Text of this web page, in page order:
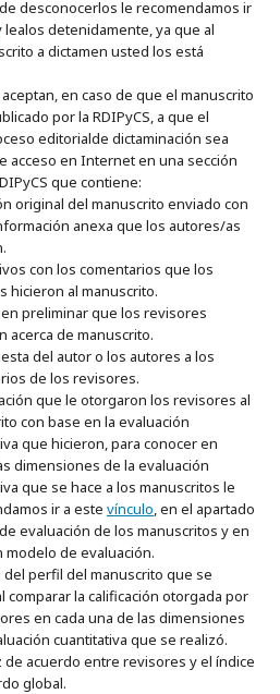
desconocerlos le recomendamos ir
lealos detenidamente, ya que al
a dictamen usted los está
en caso de que el manuscrito
por la RDIPyCS, a que el
editorialde dictaminación sea
acceso en Internet en una sección
que contiene:
original del manuscrito enviado con
anexa que los autores/as
con los comentarios que los
hicieron al manuscrito.
preliminar que los revisores
acerca de manuscrito.
del autor o los autores a los
de los revisores.
que le otorgaron los revisores al
con base en la evaluación
que hicieron, para conocer en
dimensiones de la evaluación
que se hace a los manuscritos le
ir a este vínculo, en el apartado
evaluación de los manuscritos y en
modelo de evaluación.
del perfil del manuscrito que se
comparar la calificación otorgada por
en cada una de las dimensiones
cuantitativa que se realizó.
de acuerdo entre revisores y el índice
global.